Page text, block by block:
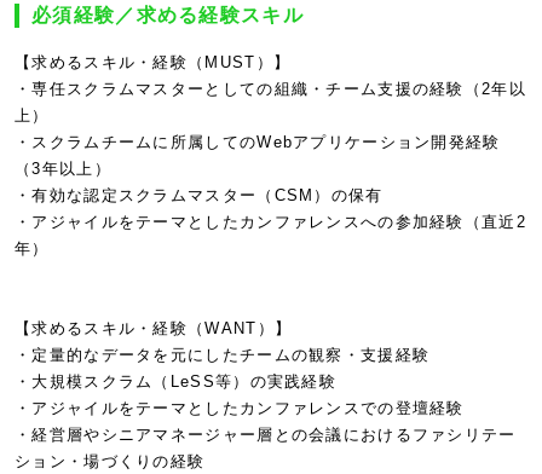
必須経験／求める経験スキル
【求めるスキル・経験（MUST）】
・専任スクラムマスターとしての組織・チーム支援の経験（2年以
上）
・スクラムチームに所属してのWebアプリケーション開発経験
（3年以上）
・有効な認定スクラムマスター（CSM）の保有
・アジャイルをテーマとしたカンファレンスへの参加経験（直近2
年）
【求めるスキル・経験（WANT）】
・定量的なデータを元にしたチームの観察・支援経験
・大規模スクラム（LeSS等）の実践経験
・アジャイルをテーマとしたカンファレンスでの登壇経験
・経営層やシニアマネージャー層との会議におけるファシリテー
ション・場づくりの経験